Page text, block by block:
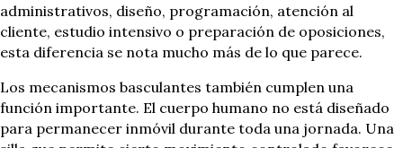
administrativos, diseño, programación, atención al
cliente, estudio intensivo o preparación de oposiciones,
esta diferencia se nota mucho más de lo que parece.
Los mecanismos basculantes también cumplen una
función importante. El cuerpo humano no está diseñado
para permanecer inmóvil durante toda una jornada. Una